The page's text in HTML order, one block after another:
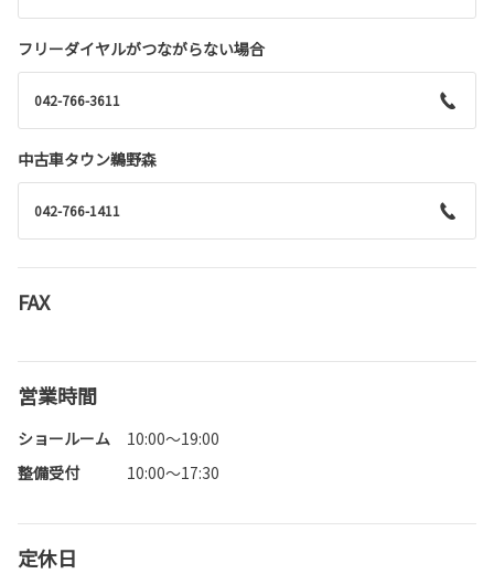
フリーダイヤルがつながらない場合
042-766-3611
中古車タウン鵜野森
042-766-1411
FAX
営業時間
ショールーム
10:00～19:00
整備受付
10:00～17:30
定休日